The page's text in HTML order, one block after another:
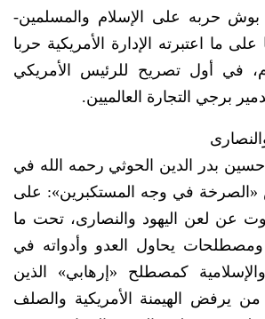
بوش حربه على الإسلام والمسلمين-
ما اعتبرته الإدارة الأمريكية حربا
في أول تصريح للرئيس الأمريكي
برجي التجارة العالميين.
حسين بدر الدين الحوثي رحمه الله في
في وجه المستكبرين»: على
عن لعن اليهود والنصارى، تحت ما
يحاول العدو وأدواته في
كمصطلح «إرهابي» الذين
يرفض الهيمنة الأمريكية والصلف